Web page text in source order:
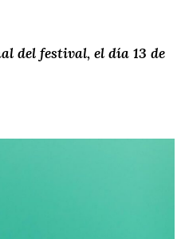
del festival, el día 13 de